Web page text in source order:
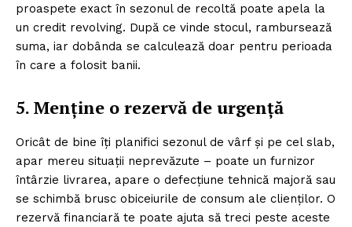
proaspete exact în sezonul de recoltă poate apela la
un credit revolving. După ce vinde stocul, rambursează
suma, iar dobânda se calculează doar pentru perioada
în care a folosit banii.
5. Menține o rezervă de urgență
Oricât de bine îți planifici sezonul de vârf și pe cel slab,
apar mereu situații neprevăzute – poate un furnizor
întârzie livrarea, apare o defecțiune tehnică majoră sau
se schimbă brusc obiceiurile de consum ale clienților. O
rezervă financiară te poate ajuta să treci peste aceste